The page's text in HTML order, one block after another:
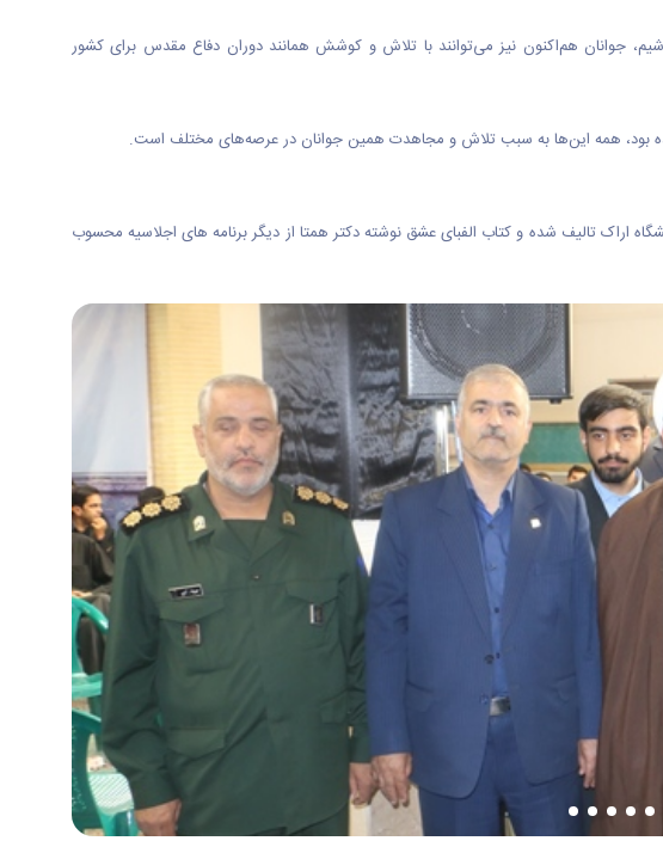
جوانان هم‌اکنون نیز می‌توانند با تلاش و کوشش همانند دوران دفاع مقدس برای کشور
.
اراک تالیف شده و کتاب الفبای عشق نوشته دکتر همتا از دیگر برنامه های اجلاسیه محسوب